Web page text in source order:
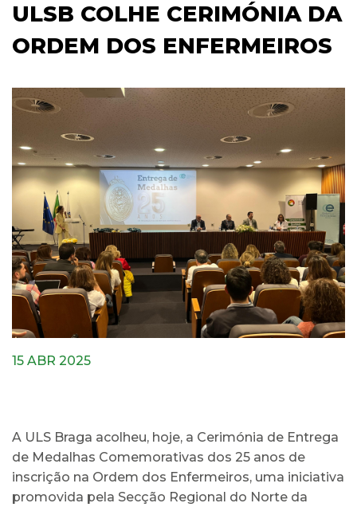
ULSB COLHE CERIMÓNIA DA
ORDEM DOS ENFERMEIROS
15 ABR 2025
A ULS Braga acolheu, hoje, a Cerimónia de Entrega
de Medalhas Comemorativas dos 25 anos de
inscrição na Ordem dos Enfermeiros, uma iniciativa
promovida pela Secção Regional do Norte da